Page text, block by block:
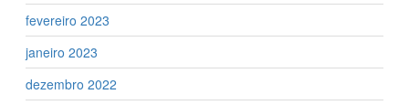
fevereiro 2023
janeiro 2023
dezembro 2022